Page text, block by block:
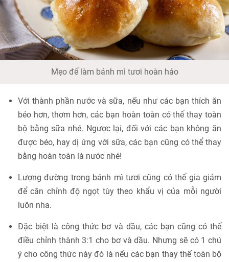
Mẹo để làm bánh mì tươi hoàn hảo
Với thành phần nước và sữa, nếu như các bạn thích ăn
béo hơn, thơm hơn, các bạn hoàn toàn có thể thay toàn
bộ bằng sữa nhé. Ngược lại, đối với các bạn không ăn
được béo, hay dị ứng với sữa, các bạn cũng có thể thay
bằng hoàn toàn là nước nhé!
Lượng đường trong bánh mì tươi cũng có thể gia giảm
để căn chỉnh độ ngọt tùy theo khẩu vị của mỗi người
luôn nha.
Đặc biệt là công thức bơ và dầu, các bạn cũng có thể
điều chỉnh thành 3:1 cho bơ và dầu. Nhưng sẽ có 1 chú
ý cho công thức này đó là nếu các bạn thay thế toàn bộ